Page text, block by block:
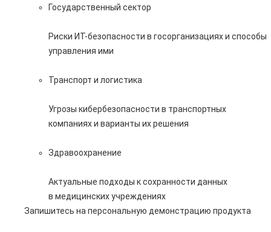
Государственный сектор
Риски ИТ-безопасности в госорганизациях и способы
управления ими
Транспорт и логистика
Угрозы кибербезопасности в транспортных
компаниях и варианты их решения
Здравоохранение
Актуальные подходы к сохранности данных
в медицинских учреждениях
Запишитесь на персональную демонстрацию продукта